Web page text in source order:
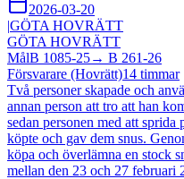
2026-03-20
|GÖTA HOVRÄTT
GÖTA HOVRÄTT
MålB 1085-25→ B 261-26
Försvarare (Hovrätt)14 timmar
Två personer skapade och
annan person att tro att han
sedan personen med att
köpte och gav dem snus.
köpa och överlämna en stock
mellan den 23 och 27 februari